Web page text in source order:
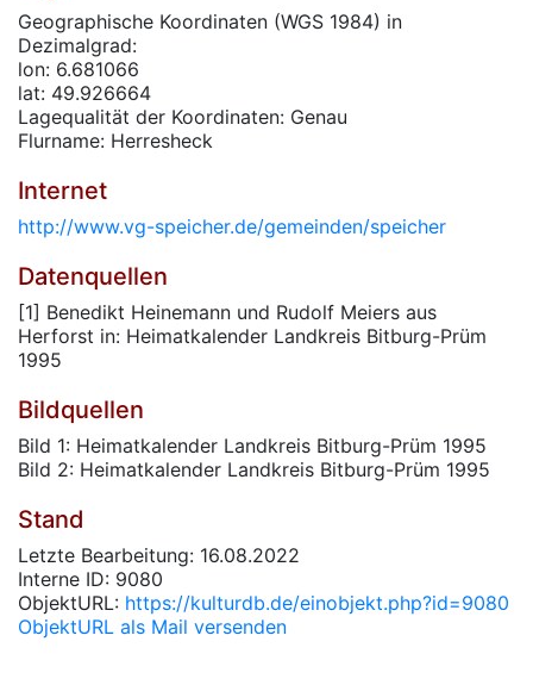
Geographische Koordinaten (WGS 1984) in
Dezimalgrad:
lon: 6.681066
lat: 49.926664
Lagequalität der Koordinaten: Genau
Flurname: Herresheck
Internet
http://www.vg-speicher.de/gemeinden/speicher
Datenquellen
[1] Benedikt Heinemann und Rudolf Meiers aus
Herforst in: Heimatkalender Landkreis Bitburg-Prüm
1995
Bildquellen
Bild 1: Heimatkalender Landkreis Bitburg-Prüm 1995
Bild 2: Heimatkalender Landkreis Bitburg-Prüm 1995
Stand
Letzte Bearbeitung: 16.08.2022
Interne ID: 9080
ObjektURL: https://kulturdb.de/einobjekt.php?id=9080
ObjektURL als Mail versenden